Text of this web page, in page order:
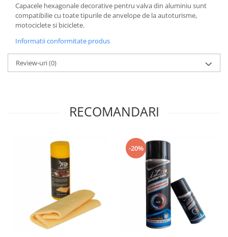
Capacele hexagonale decorative pentru valva din aluminiu sunt
compatibilie cu toate tipurile de anvelope de la autoturisme,
motociclete si biciclete.
Informatii conformitate produs
Review-uri(0)
RECOMANDARI
-20%